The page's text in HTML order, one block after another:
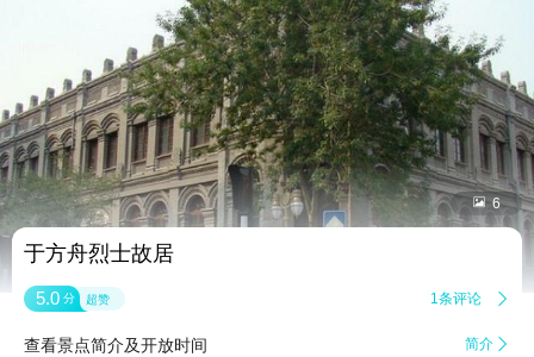
 6
于方舟烈士故居
5.0 分 超赞 1条评论 
查看景点简介及开放时间 简介 